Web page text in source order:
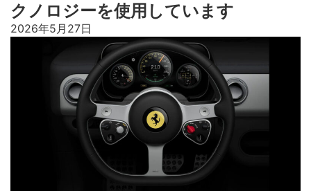
クノロジーを使用しています
2026年5月27日